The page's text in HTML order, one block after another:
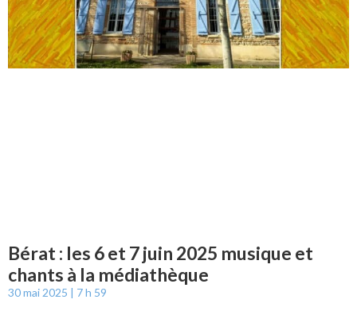
Bérat : les 6 et 7 juin 2025 musique et
chants à la médiathèque
30 mai 2025 7 h 59